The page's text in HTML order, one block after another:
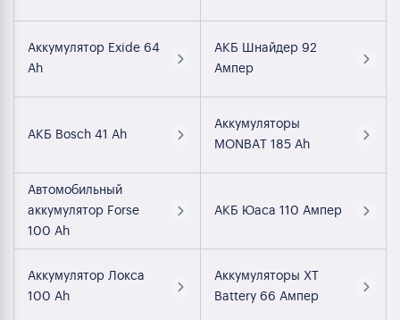
Аккумулятор Exide 64
Ah
АКБ Шнайдер 92
Ампер
АКБ Bosch 41 Ah
Аккумуляторы
MONBAT 185 Ah
Автомобильный
аккумулятор Forse
100 Ah
АКБ Юаса 110 Ампер
Аккумулятор Локса
100 Ah
Аккумуляторы XT
Battery 66 Ампер